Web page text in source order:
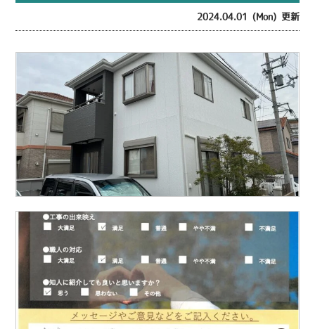
2024.04.01 (Mon) 更新